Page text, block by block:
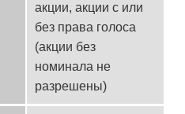
акции, акции с или
без права голоса
(акции без
номинала не
разрешены)